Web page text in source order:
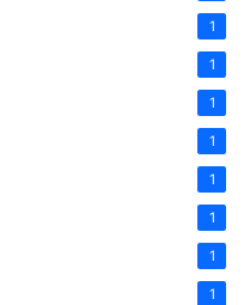
1
1
1
1
1
1
1
1